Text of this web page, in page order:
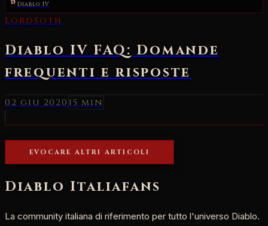
Diablo IV
LordSoth
Diablo IV FAQ: Domande
frequenti e risposte
02 giu 202015 min
EVOCARE ALTRI ARTICOLI
Diablo Italiafans
La community italiana di riferimento per tutto l'universo Diablo.